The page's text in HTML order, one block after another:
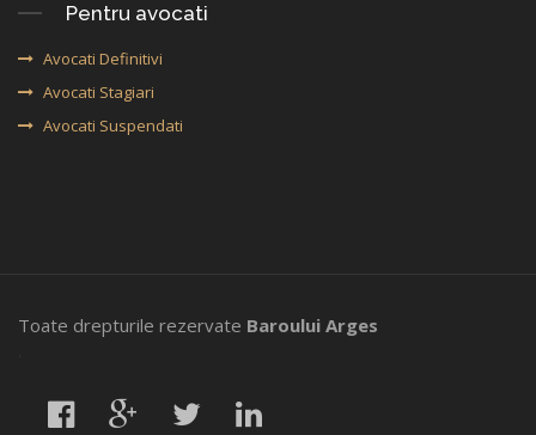
Pentru avocati
Avocati Definitivi
Avocati Stagiari
Avocati Suspendati
Toate drepturile rezervate Baroului Arges